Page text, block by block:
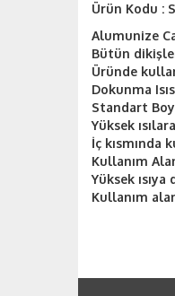
Ürün Kodu :
Alumunize
Bütün
Üründe
Dokunma
Standart
Yüksek
İç kısmında
Kullanım
Yüksek
Kullanım